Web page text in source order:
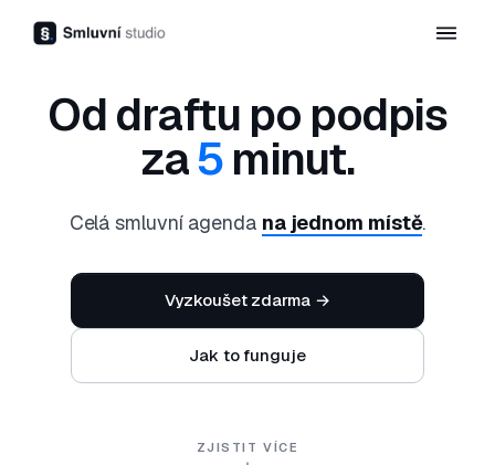
Od draftu po podpis
za5minut.
Celá smluvní agenda na jednom místě.
Vyzkoušet zdarma →
Jak to funguje
ZJISTIT VÍCE